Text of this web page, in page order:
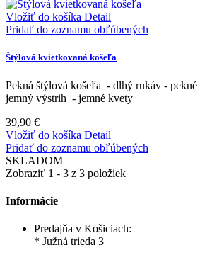
Vložiť do košíka Detail
Pridať do zoznamu obľúbených
Štýlová kvietkovaná košeľa
Pekná štýlová košeľa - dlhý rukáv -
jemný výstrih - jemné kvety
39,90 €
Vložiť do košíka Detail
Pridať do zoznamu obľúbených
SKLADOM
Zobraziť 1 - 3 z 3 položiek
Informácie
Predajňa v Košiciach:
* Južná trieda 3